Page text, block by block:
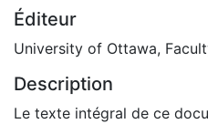
Éditeur
University of Ottawa,
Description
Le texte intégral de ce